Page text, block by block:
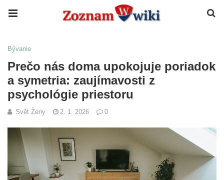
Bývanie
Prečo nás doma upokojuje poriadok
a symetria: zaujímavosti z
psychológie priestoru
Svět Ženy 2. 1. 2026 0